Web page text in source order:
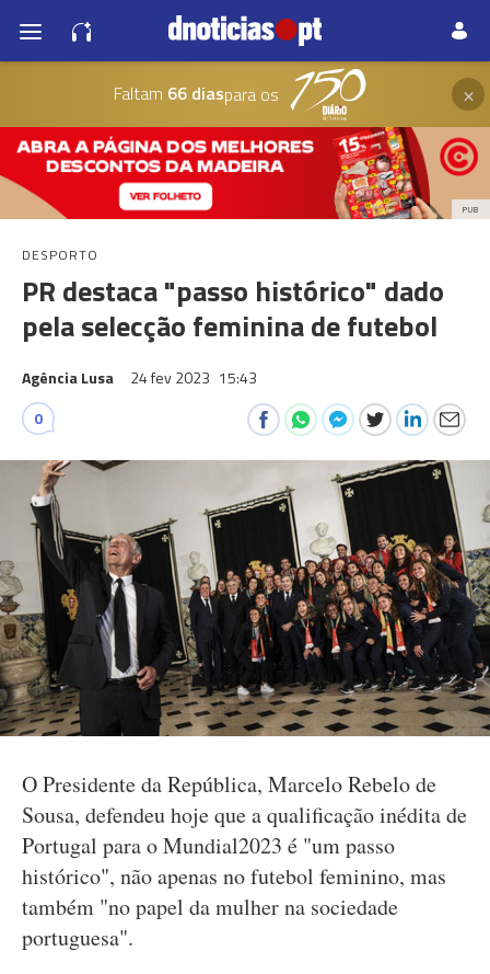
Faltam 66 diaspara os ×
PUB
DESPORTO
PR destaca "passo histórico" dado
pela selecção feminina de futebol
Agência Lusa 24 fev 2023 15:43
0
O Presidente da República, Marcelo Rebelo de
Sousa, defendeu hoje que a qualificação inédita de
Portugal para o Mundial2023 é "um passo
histórico", não apenas no futebol feminino, mas
também "no papel da mulher na sociedade
portuguesa".